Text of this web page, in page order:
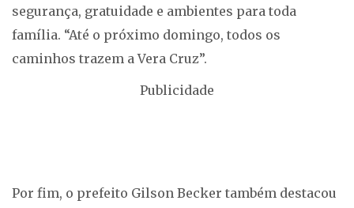
segurança, gratuidade e ambientes para toda
família. “Até o próximo domingo, todos os
caminhos trazem a Vera Cruz”.
Publicidade
Por fim, o prefeito Gilson Becker também destacou